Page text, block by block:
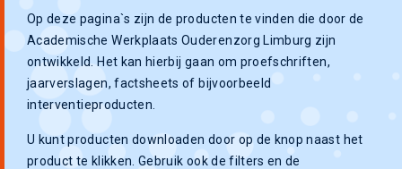
Op deze pagina`s zijn de producten te vinden die door de
Academische Werkplaats Ouderenzorg Limburg zijn
ontwikkeld. Het kan hierbij gaan om proefschriften,
jaarverslagen, factsheets of bijvoorbeeld
interventieproducten.
U kunt producten downloaden door op de knop naast het
product te klikken. Gebruik ook de filters en de